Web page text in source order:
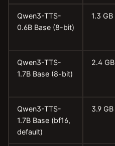
Qwen3-TTS-
0.6B Base (8-bit)
1.3 GB
Qwen3-TTS-
1.7B Base (8-bit)
2.4 GB
Qwen3-TTS-
1.7B Base (bf16,
default)
3.9 GB